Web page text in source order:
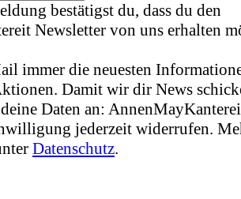
bestätigst du, dass du den
Newsletter von uns erhalten
immer die neuesten
Damit wir dir News
Daten an:
jederzeit widerrufen.
Datenschutz.